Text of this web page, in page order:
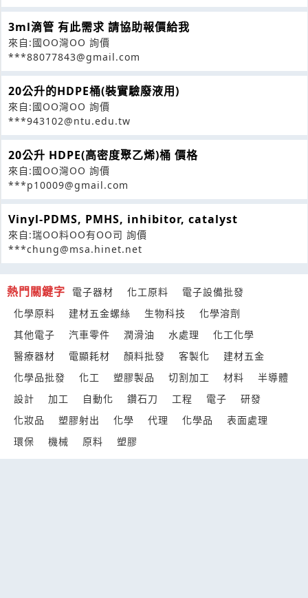
3ml滴管 有此需求 請協助報價給我
來自:國OO灣OO 詢價
***88077843@gmail.com
20公升的HDPE桶(裝實驗廢液用)
來自:國OO灣OO 詢價
***943102@ntu.edu.tw
20公升 HDPE(高密度聚乙烯)桶 價格
來自:國OO灣OO 詢價
***p10009@gmail.com
Vinyl-PDMS, PMHS, inhibitor, catalyst
來自:瑞OO料OO有OO司 詢價
***chung@msa.hinet.net
熱門關鍵字 電子器材 化工原料
電子設備批發
化學原料
建材五金螺絲 生物科技
化學溶劑
其他電子
汽車零件 潤滑油 水處理
化工化學
醫療器材
電顯耗材 顏料批發 客製化
建材五金
化學品批發
化工 塑膠製品 切割加工 材料
半導體
設計
加工 自動化 鑽石刀 工程 電子
研發
化妝品
塑膠射出 化學 代理 化學品
表面處理
環保
機械 原料 塑膠